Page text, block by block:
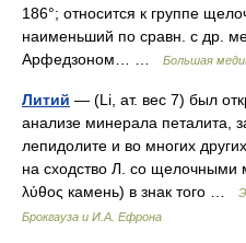
186°; относится к группе
наименьший по сравн. с др.
Арфедзоном… …
Большая
Литий — (Li, ат. вес 7) был
анализе минерала петалита,
лепидолите и во многих
на сходство Л. со щелочными
λύθος камень) в знак того …
Брокгауза и И.А. Ефрона